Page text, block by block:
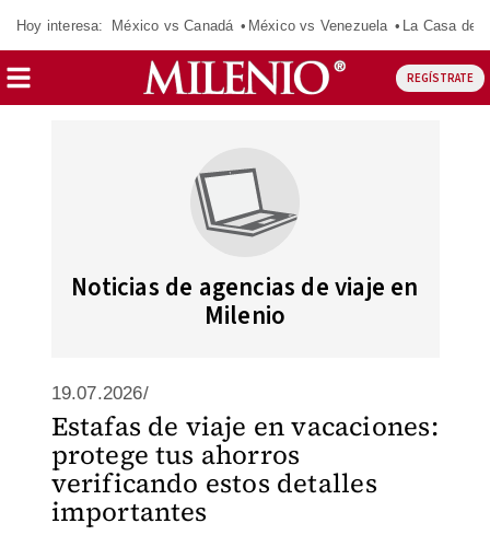
Hoy interesa: México vs Canadá México vs Venezuela La Casa de
REGÍSTRATE
Noticias de agencias de viaje en
Milenio
19.07.2026/
Estafas de viaje en vacaciones:
protege tus ahorros
verificando estos detalles
importantes